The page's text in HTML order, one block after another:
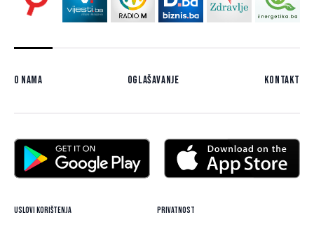
O nama Oglašavanje Kontakt
Uslovi korištenja Privatnost